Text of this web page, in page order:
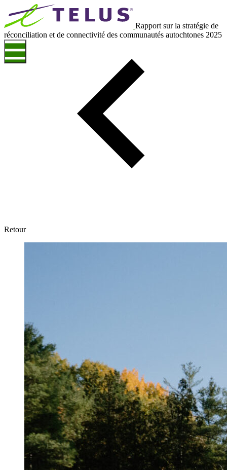
Rapport sur la stratégie de
réconciliation et de connectivité des communautés autochtones 2025
Retour